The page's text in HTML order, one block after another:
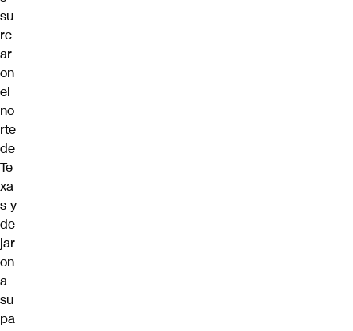
su
rc
ar
on
el
no
rte
de
Te
xa
s y
de
jar
on
a
su
pa